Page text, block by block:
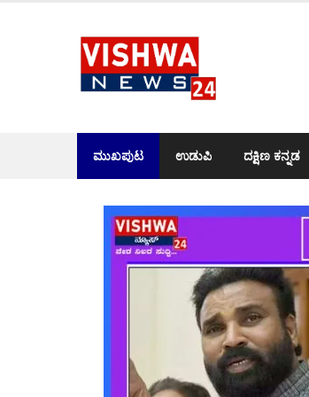
ಮುಖಪುಟ ಉಡುಪಿ ದಕ್ಷಿಣ ಕನ್ನಡ